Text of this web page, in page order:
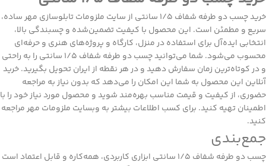
خرید چسب دو طرفه شفاف 1/5 سانتی از سایت ملزومات تابلوسازی مهر ساده،
سریع و مطمئن است. این محصول با کیفیت تضمین‌شده و چسبندگی بالا،
انتخابی ایده‌آل برای استفاده در منزل، کارگاه و پروژه‌های هنری و حرفه‌ای
محسوب می‌شود. شما می‌توانید چسب دو طرفه شفاف 1/5 سانتی را به راحتی
و در کوتاه‌ترین زمان سفارش دهید و در هر نقطه از ایران تحویل بگیرید. خرید
آنلاین این محصول به شما این امکان را می‌دهد که بدون نیاز به مراجعه
حضوری، از کیفیت و قیمت مناسب بهره‌مند شوید و محصول مورد نیاز خود را با
اطمینان تهیه کنید. برای کسب اطلاعات بیشتر به وبسایت ملزومات مهر مراجعه
کنید.
جمع‌بندی
چسب دو طرفه شفاف 1/5 سانتی ابزاری کاربردی، همه‌کاره و قابل اعتماد است